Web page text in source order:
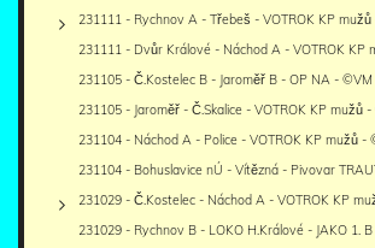
231111 - Rychnov A - Třebeš - VOTROK KP
231111 - Dvůr Králové - Náchod A - VOTROK KP
231105 - Č.Kostelec B - Jaroměř B - OP NA - ©VM
231105 - Jaroměř - Č.Skalice - VOTROK KP mužů
231104 - Náchod A - Police - VOTROK KP mužů -
231104 - Bohuslavice nÚ - Vítězná - Pivovar
231029 - Č.Kostelec - Náchod A - VOTROK KP
231029 - Rychnov B - LOKO H.Králové - JAKO 1.